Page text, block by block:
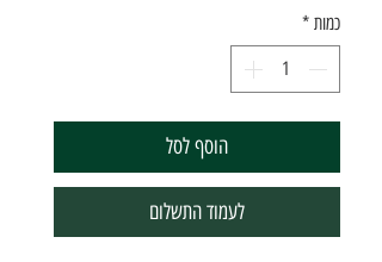
כמות *
הוסף לסל
לעמוד התשלום